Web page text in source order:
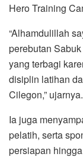
Hero Training
“Alhamdulillah
perebutan
yang terbagi
disiplin latihan
Cilegon,” ujarnya.
Ia juga
pelatih, serta
persiapan